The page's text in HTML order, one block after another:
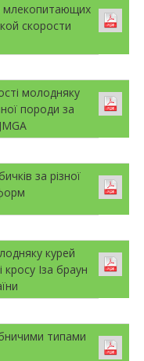
млекопитающих
скорости
молодняку
породи за
за різної
курей
Іза браун
типами